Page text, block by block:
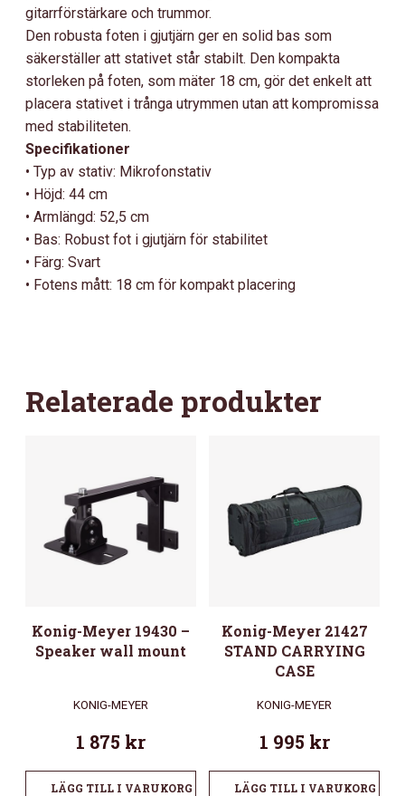
gitarrförstärkare och trummor.
Den robusta foten i gjutjärn ger en solid bas som
säkerställer att stativet står stabilt. Den kompakta
storleken på foten, som mäter 18 cm, gör det enkelt att
placera stativet i trånga utrymmen utan att kompromissa
med stabiliteten.
Specifikationer
• Typ av stativ: Mikrofonstativ
• Höjd: 44 cm
• Armlängd: 52,5 cm
• Bas: Robust fot i gjutjärn för stabilitet
• Färg: Svart
• Fotens mått: 18 cm för kompakt placering
Relaterade produkter
Konig-Meyer 19430 –
Speaker wall mount
KONIG-MEYER
1 875 kr
LÄGG TILL I VARUKORG
Konig-Meyer 21427
STAND CARRYING
CASE
KONIG-MEYER
1 995 kr
LÄGG TILL I VARUKORG